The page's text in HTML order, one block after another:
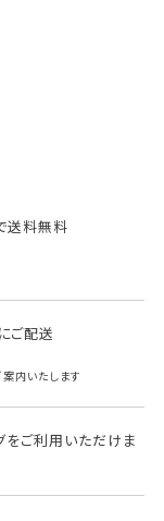
送料無料
ご配送
内いたします
をご利用いただけま